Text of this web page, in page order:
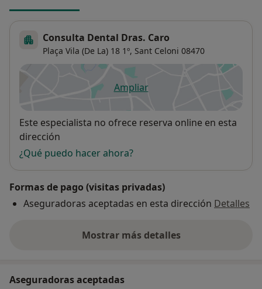
Consulta Dental Dras. Caro
Plaça Vila (De La) 18 1º, Sant Celoni 08470
Ampliarse abre en una nueva
Disponibilidad
Este especialista no ofrece reserva online en esta
dirección
¿Qué puedo hacer ahora?
Formas de pago (visitas privadas)
Aseguradoras aceptadas en esta dirección Detalles
Mostrar más detalles
sobre la dirección
Aseguradoras aceptadas